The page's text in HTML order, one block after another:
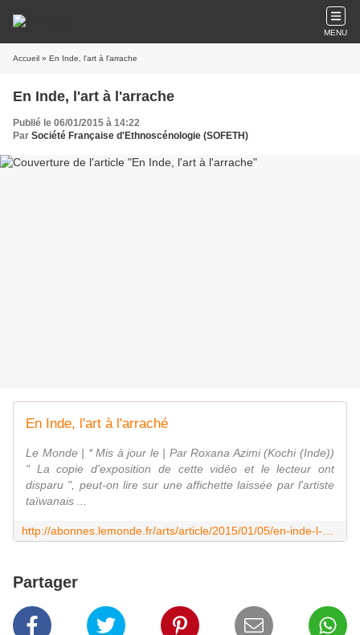
MENU
Accueil » En Inde, l'art à l'arrache
En Inde, l'art à l'arrache
Publié le 06/01/2015 à 14:22
Par Société Française d'Ethnoscénologie (SOFETH)
En Inde, l'art à l'arraché
Le Monde | * Mis à jour le | Par Roxana Azimi (Kochi (Inde))
" La copie d'exposition de cette vidéo et le lecteur ont
disparu ", peut-on lire sur une affichette laissée par l'artiste
taïwanais ...
Partager